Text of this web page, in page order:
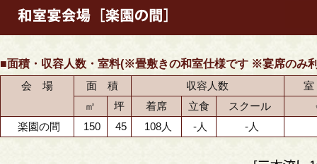
■面積・収容人数・室料(※畳敷きの和室仕様です ※宴席のみ
会 場
面 積 収容人数
㎡
坪 着席 立食 スクール
楽園の間
150 45 108人 -人 -人